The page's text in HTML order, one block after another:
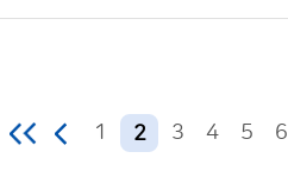
1 2 3 4 5 6